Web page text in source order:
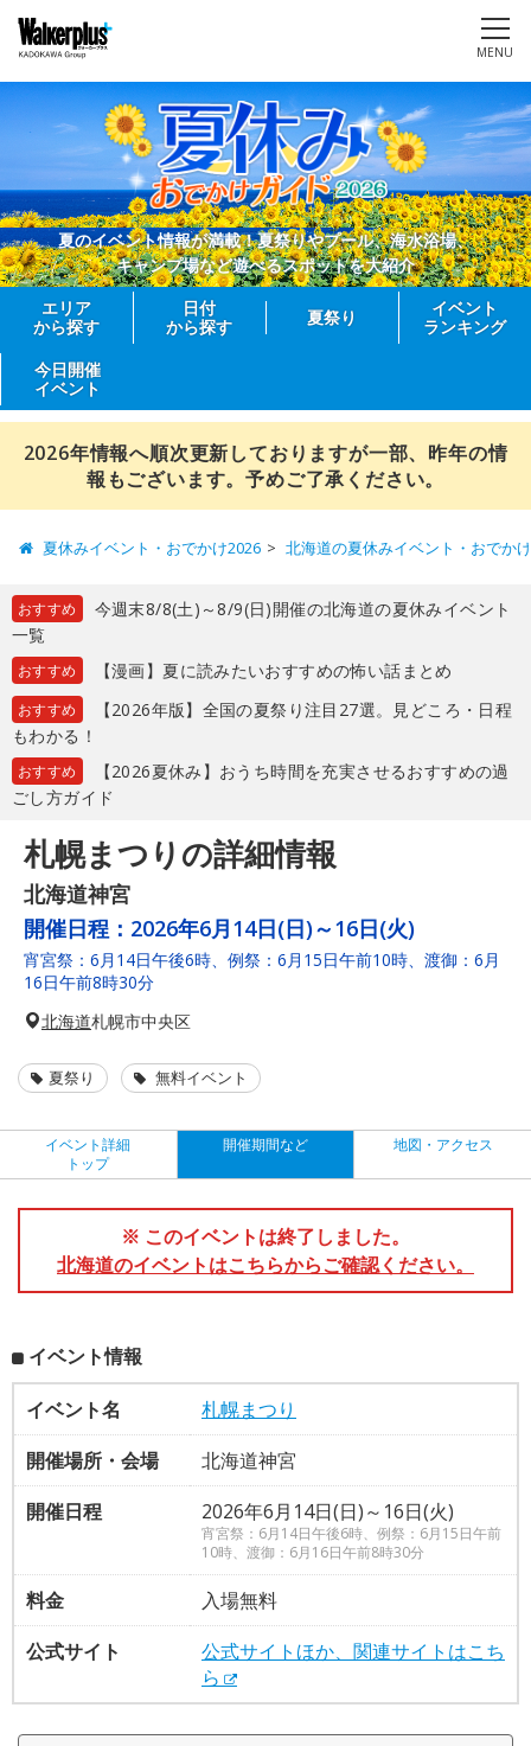
MENU
夏のイベント情報が満載！夏祭りやプール、海水浴場、
キャンプ場など遊べるスポットを大紹介
エリア
から探す
日付
から探す
夏祭り
イベント
ランキング
今日開催
イベント
2026年情報へ順次更新しておりますが一部、昨年の情
報もございます。予めご了承ください。
夏休みイベント・おでかけ2026 北海道の夏休みイベント・おでか
おすすめ
今週末8/8(土)～8/9(日)開催の北海道の夏休みイベント
一覧
おすすめ 【漫画】夏に読みたいおすすめの怖い話まとめ
おすすめ
【2026年版】全国の夏祭り注目27選。見どころ・日程
もわかる！
おすすめ
【2026夏休み】おうち時間を充実させるおすすめの過
ごし方ガイド
札幌まつりの詳細情報
北海道神宮
開催日程： 2026年6月14日(日)～16日(火)
宵宮祭：6月14日午後6時、例祭：6月15日午前10時、渡御：6月
16日午前8時30分
北海道札幌市中央区
夏祭り 無料イベント
イベント詳細
トップ
開催期間など 地図・アクセス
※ このイベントは終了しました。
北海道のイベントはこちらからご確認ください。
イベント情報
イベント名
札幌まつり
開催場所・会場
北海道神宮
開催日程
2026年6月14日(日)～16日(火)
宵宮祭：6月14日午後6時、例祭：6月15日午前
10時、渡御：6月16日午前8時30分
料金
入場無料
公式サイト
公式サイトほか、関連サイトはこち
ら